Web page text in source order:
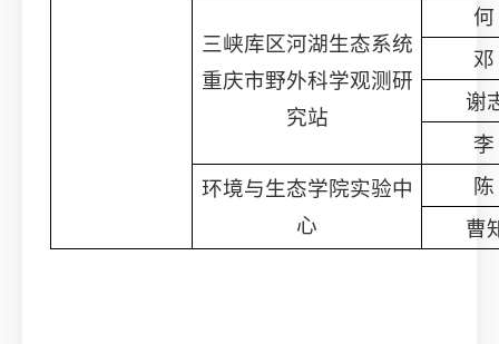
三峡库区河湖生态系统
重庆市野外科学观测研
究站
谢
环境与生态学院实验中
心
曹